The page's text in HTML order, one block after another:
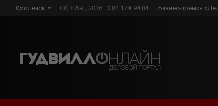
Смоленск Сб, 8 Авг, 2026 $ 82.17 € 94.84 Бизнес-премия